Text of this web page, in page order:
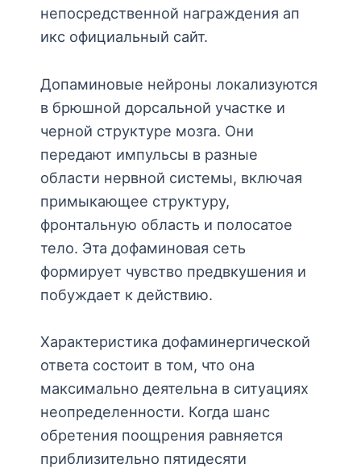
непосредственной награждения ап
икс официальный сайт.
Допаминовые нейроны локализуются
в брюшной дорсальной участке и
черной структуре мозга. Они
передают импульсы в разные
области нервной системы, включая
примыкающее структуру,
фронтальную область и полосатое
тело. Эта дофаминовая сеть
формирует чувство предвкушения и
побуждает к действию.
Характеристика дофаминергической
ответа состоит в том, что она
максимально деятельна в ситуациях
неопределенности. Когда шанс
обретения поощрения равняется
приблизительно пятидесяти